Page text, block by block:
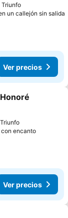
Triunfo
un callejón sin salida
Ver precios
encantoVer
Ver precios